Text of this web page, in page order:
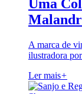
Uma
A marca de
ilustradora
Ler mais+